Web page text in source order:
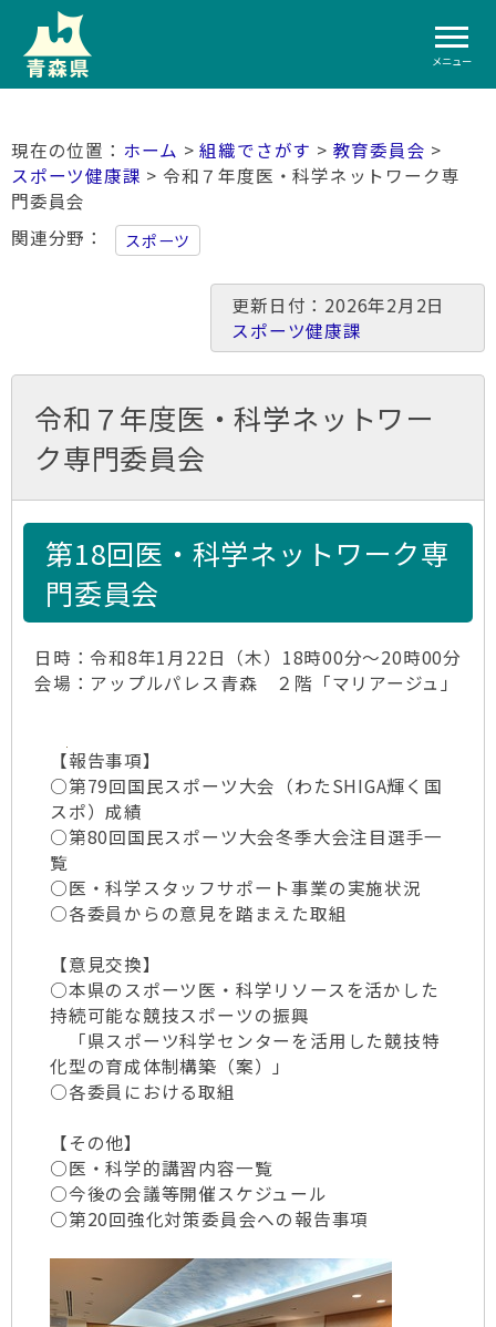
メニュー
ホーム >組織でさがす > 教育委員会 >
スポーツ健康課 > 令和７年度医・科学ネットワーク専
門委員会
関連分野
スポーツ
更新日付：2026年2月2日
スポーツ健康課
令和７年度医・科学ネットワー
ク専門委員会
第18回医・科学ネットワーク専
門委員会
日時：令和8年1月22日（木）18時00分～20時00分
会場：アップルパレス青森 ２階「マリアージュ」
【報告事項】
○第79回国民スポーツ大会（わたSHIGA輝く国
スポ）成績
○第80回国民スポーツ大会冬季大会注目選手一
覧
○医・科学スタッフサポート事業の実施状況
○各委員からの意見を踏まえた取組
【意見交換】
○本県のスポーツ医・科学リソースを活かした
持続可能な競技スポーツの振興
「県スポーツ科学センターを活用した競技特
化型の育成体制構築（案）」
○各委員における取組
【その他】
○医・科学的講習内容一覧
○今後の会議等開催スケジュール
○第20回強化対策委員会への報告事項